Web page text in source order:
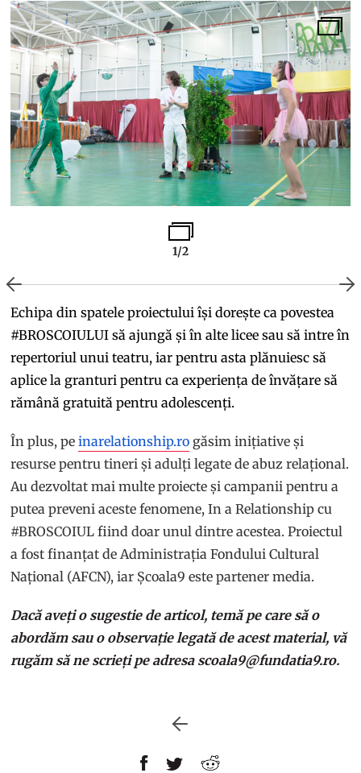
1/2
Echipa din spatele proiectului își dorește ca povestea
#BROSCOIULUI să ajungă și în alte licee sau să intre în
repertoriul unui teatru, iar pentru asta plănuiesc să
aplice la granturi pentru ca experiența de învățare să
rămână gratuită pentru adolescenți.
În plus, peinarelationship.ro găsim inițiative și
resurse pentru tineri și adulți legate de abuz relațional.
Au dezvoltat mai multe proiecte și campanii pentru a
putea preveni aceste fenomene, In a Relationship cu
#BROSCOIUL fiind doar unul dintre acestea. Proiectul
a fost finanțat de Administrația Fondului Cultural
Național (AFCN), iar Școala9 este partener media.
Dacă aveți o sugestie de articol, temă pe care să o
abordăm sau o observație legată de acest material, vă
rugăm să ne scrieți pe adresa scoala9@fundatia9.ro.